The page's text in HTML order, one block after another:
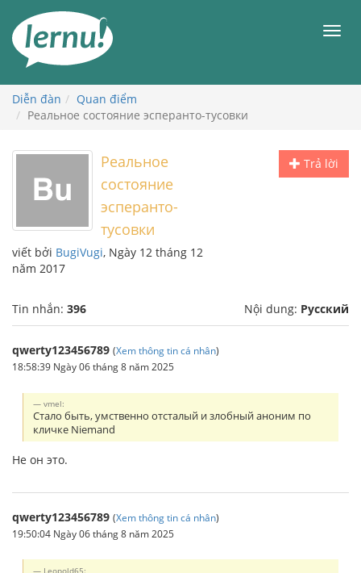
đến
phần
dung
Diễn đàn
Quan điểm
Реальное состояние эсперанто-тусовки
Trả lời
Реальное
состояние
эсперанто-
тусовки
viết bởi BugiVugi, Ngày 12 tháng 12
năm 2017
Tin nhắn: 396 Nội dung: Русский
qwerty123456789 (Xem thông tin cá nhân)
18:58:39 Ngày 06 tháng 8 năm 2025
vmel:
Стало быть, умственно отсталый и злобный аноним по
кличке Niemand
Не он это.
qwerty123456789 (Xem thông tin cá nhân)
19:50:04 Ngày 06 tháng 8 năm 2025
Leopold65: